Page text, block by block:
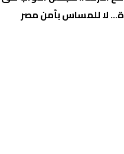
لا للمساس بأمن مصر